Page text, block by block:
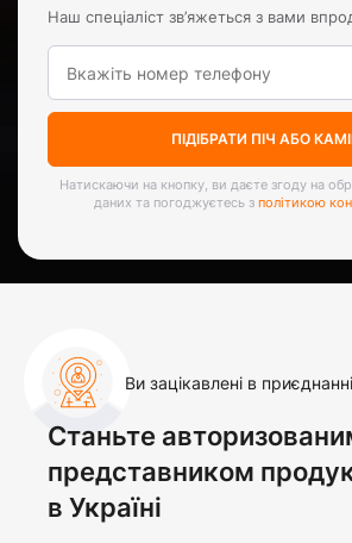
Наш спеціаліст зв’яжеться з вами
ПІДІБРАТИ ПІЧ АБО
Натискаючи на кнопку, ви даєте згоду на
даних та погоджуєтесь з політикою
Ви зацікавлені в
Станьте
представником
в Україні